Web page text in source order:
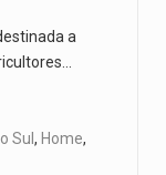
a
Sul , Home,